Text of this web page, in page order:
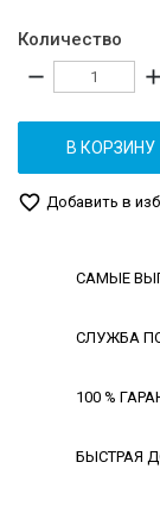
Количество
remove add
В КОРЗИНУ
favorite_border Добавить в
САМЫЕ
СЛУЖБА
100 %
БЫСТРАЯ